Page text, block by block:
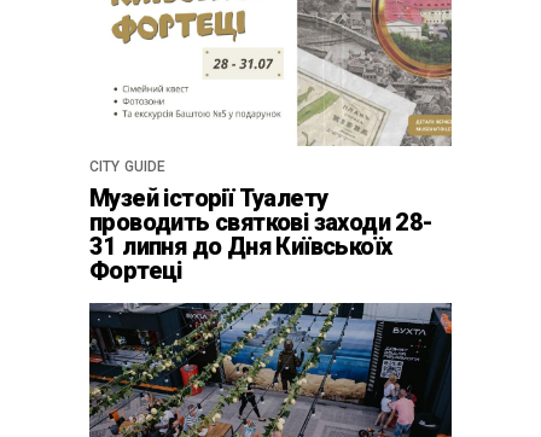
CITY GUIDE
Музей історії Туалету
проводить святкові заходи 28-
31 липня до Дня Київськоїх
Фортеці